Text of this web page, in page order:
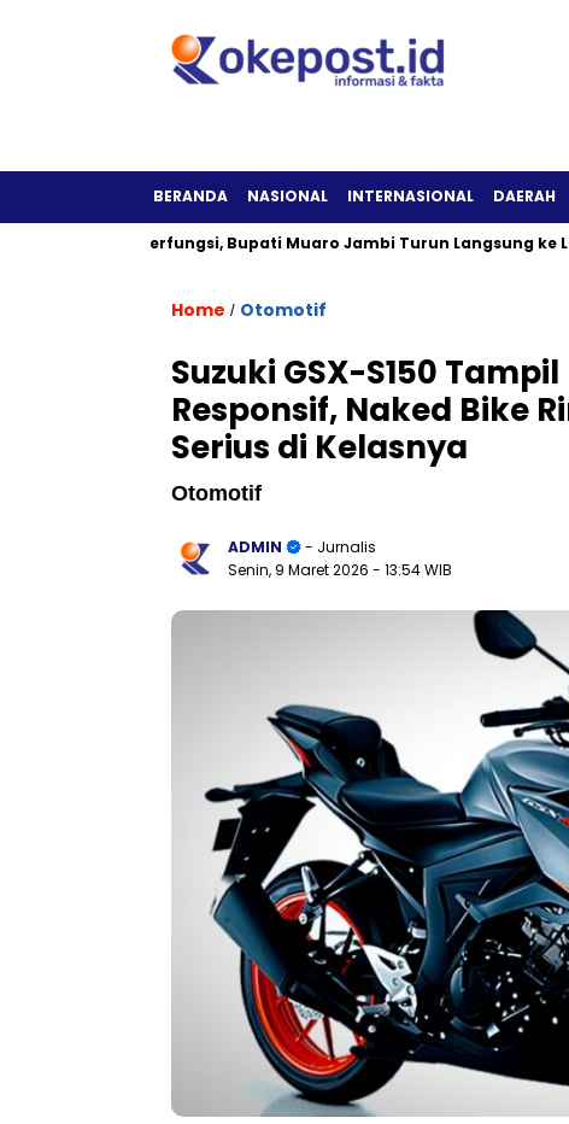
BERANDA NASIONAL INTERNASIONAL DAERAH
Tak Berfungsi, Bupati Muaro Jambi Turun Langsung ke Lokasi
Home / Otomotif
Suzuki GSX-S150
Responsif, Naked Bike
Serius di Kelasnya
Otomotif
ADMIN
- Jurnalis
Senin, 9 Maret 2026 - 13:54 WIB